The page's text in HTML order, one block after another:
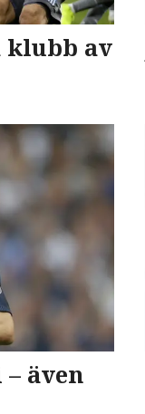
klubb av
även